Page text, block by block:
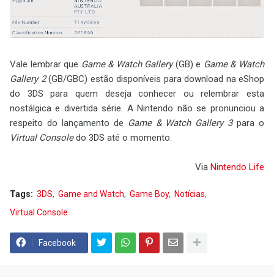
Vale lembrar que Game & Watch Gallery(GB) e Game & Watch
Gallery 2(GB/GBC) estão disponíveis para download na eShop
do 3DS para quem deseja conhecer ou relembrar esta
nostálgica e divertida série. A Nintendo não se pronunciou a
respeito do lançamento de Game & Watch Gallery 3para o
Virtual Consoledo 3DS até o momento.
Via Nintendo Life
Tags: 3DS Game and Watch Game Boy
Notícias
Virtual Console
Facebook